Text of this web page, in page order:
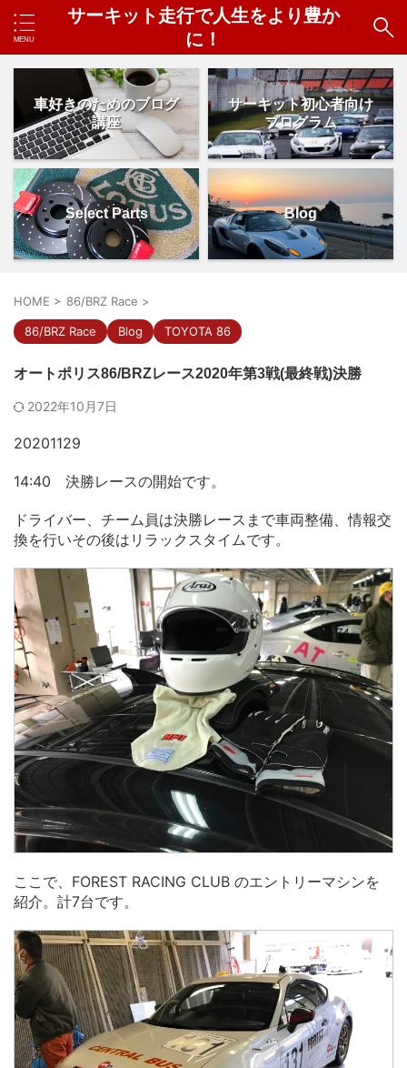
サーキット走行で人生をより豊か
に！
車好きのためのブログ
講座
サーキット初心者向け
プログラム
Select Parts Blog
HOME > 86/BRZ Race >
86/BRZ Race Blog TOYOTA 86
オートポリス86/BRZレース2020年第3戦(最終戦)決勝
2022年10月7日
20201129
14:40 決勝レースの開始です。
ドライバー、チーム員は決勝レースまで車両整備、情報交
換を行いその後はリラックスタイムです。
ここで、FOREST RACING CLUB のエントリーマシンを
紹介。計7台です。